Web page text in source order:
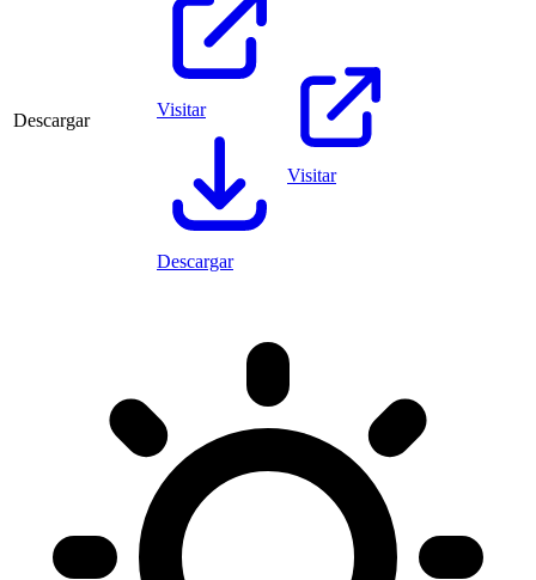
Descargar
Visitar
Descargar
Visitar